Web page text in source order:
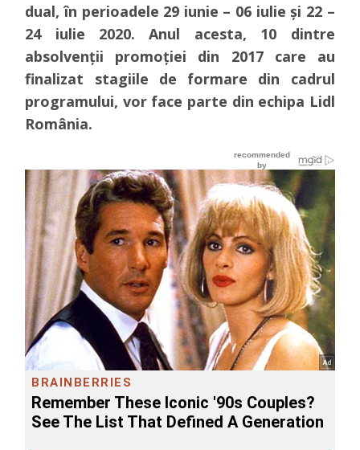
dual, în perioadele 29 iunie – 06 iulie și 22 –
24 iulie 2020. Anul acesta, 10 dintre
absolvenții promoției din 2017 care au
finalizat stagiile de formare din cadrul
programului, vor face parte din echipa Lidl
România.